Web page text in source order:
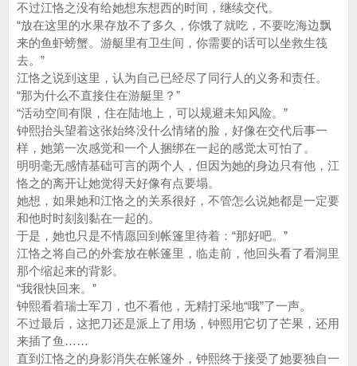
不过江恪之没有给她想东想西的时间，继续交代。
“放在这里的水果存放不了多久，你饿了就吃，不要吃海边飘
来的鱼虾螃蟹。游艇里有卫生间，你需要的话可以坐救生筏
去。”
江恪之说到这里，认为自己已经尽了同行人的义务和责任。
“那为什么不直接住在游艇里？”
“活动空间有限，住在陆地上，可以规避未知风险。”
钟熙抬头望着这张始终没什么情绪的脸，好像在交代后事一
样，她第一次感觉和一个人捆绑在一起的感觉太可怕了。
明明毫无感情基础可言的两个人，但因为她的身边只有他，江
恪之的离开让她觉得天好像有点要塌。
她想，如果她和江恪之的关系很好，不管怎么说她都是一定要
和他时时刻刻黏在一起的。
于是，她也只是不情愿回到帐篷里待着：“那好吧。”
江恪之将自己的外套放在帐篷里，临走前，他回头看了看洞里
那个缩起来的背影。
“我很快回来。”
钟熙看着瑞士军刀，也不看他，无精打采地“哦”了一声。
不过最后，这把刀还是派上了用场，钟熙用它切了芒果，还用
来插了鱼……
直到江恪之的身影消失在帐篷外，钟熙终于接受了她要独自一